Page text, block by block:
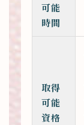
可能
時間
取得
可能
資格